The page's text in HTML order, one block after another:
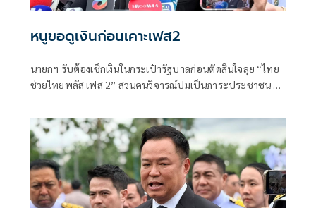
หนูขอดูเงินก่อนเคาะเฟส2
นายกฯ รับต้องเช็กเงินในกระเป๋ารัฐบาลก่อนตัดสินใจลุย “ไทย
ช่วยไทยพลัส เฟส 2” สวนคนวิจารณ์ปมเป็นภาระประชาชน ชี้
ไทยพลัสหรือไม่